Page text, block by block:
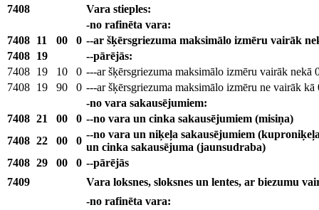
7408
Vara stieples:
-no rafinēta vara:
7408 11 00 0 --ar šķērsgriezuma maksimālo izmēru vairāk
7408 19
--pārējās:
7408 19 10 0 ---ar šķērsgriezuma maksimālo izmēru vairāk nekā
7408 19 90 0 ---ar šķērsgriezuma maksimālo izmēru ne vairāk kā
-no vara sakausējumiem:
7408 21 00 0 --no vara un cinka sakausējumiem (misiņa)
7408 22 00 0
--no vara un niķeļa sakausējumiem
un cinka sakausējuma (jaunsudraba)
7408 29 00 0 --pārējās
7409
Vara loksnes, sloksnes un lentes, ar biezumu
-no rafinēta vara: